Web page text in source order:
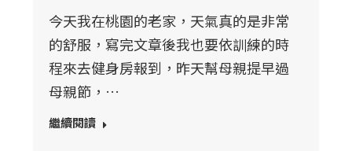
今天我在桃園的老家，天氣真的是非常
的舒服，寫完文章後我也要依訓練的時
程來去健身房報到，昨天幫母親提早過
母親節，…
繼續閱讀